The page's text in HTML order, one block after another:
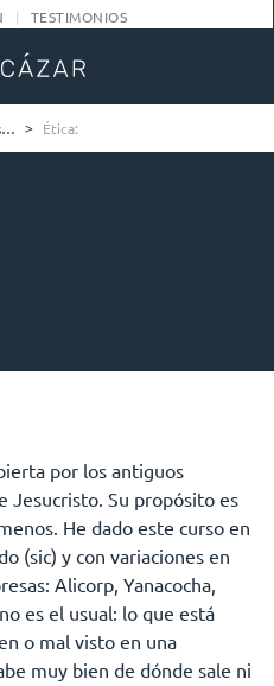
TESTIMONIOS
> Ética:
por los antiguos
Jesucristo. Su propósito es
He dado este curso en
(sic) y con variaciones en
Alicorp, Yanacocha,
es el usual: lo que está
o mal visto en una
muy bien de dónde sale ni